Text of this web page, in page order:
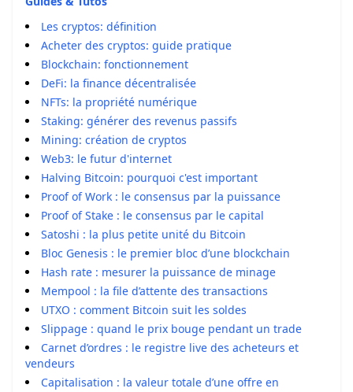
Les cryptos: définition
Acheter des cryptos: guide pratique
Blockchain: fonctionnement
DeFi: la finance décentralisée
NFTs: la propriété numérique
Staking: générer des revenus passifs
Mining: création de cryptos
Web3: le futur d'internet
Halving Bitcoin: pourquoi c'est important
Proof of Work : le consensus par la puissance
Proof of Stake : le consensus par le capital
Satoshi : la plus petite unité du Bitcoin
Bloc Genesis : le premier bloc d’une blockchain
Hash rate : mesurer la puissance de minage
Mempool : la file d’attente des transactions
UTXO : comment Bitcoin suit les soldes
Slippage : quand le prix bouge pendant un trade
Carnet d’ordres : le registre live des acheteurs et
vendeurs
Capitalisation : la valeur totale d’une offre en